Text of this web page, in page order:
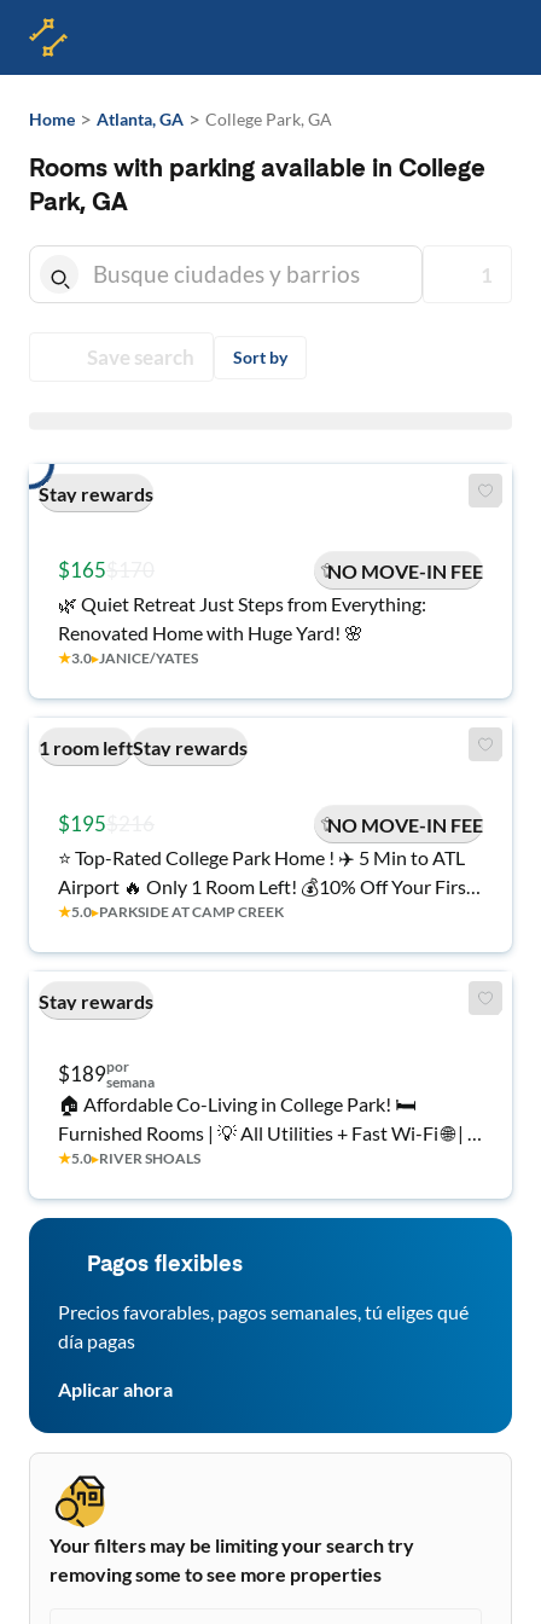
Home > Atlanta, GA > College Park, GA
Rooms with parking available in College
Park, GA
1
Save search Sort by
Stay rewards
$165
NO MOVE-IN FEE
🌿 Quiet Retreat Just Steps from Everything:
Renovated Home with Huge Yard! 🌸
★3.0▸JANICE/YATES
1 room leftStay rewards
$195
NO MOVE-IN FEE
⭐ Top-Rated College Park Home ! ✈️ 5 Min to ATL
Airport 🔥 Only 1 Room Left! 💰10% Off Your First
6 Weeks AND No Move-in Fee!
★5.0▸PARKSIDE AT CAMP CREEK
Stay rewards
$189por
semana
🏠 Affordable Co-Living in College Park! 🛏️
Furnished Rooms | 💡 All Utilities + Fast Wi-Fi 🌐 | 🚍
Near MARTA & Airport ✈️ | 🔐 Safe, Quiet Street | ⭐
★5.0▸RIVER SHOALS
Pagos flexibles
Precios favorables, pagos semanales, tú eliges qué
día pagas
Aplicar ahora
Your filters may be limiting your search try
removing some to see more properties